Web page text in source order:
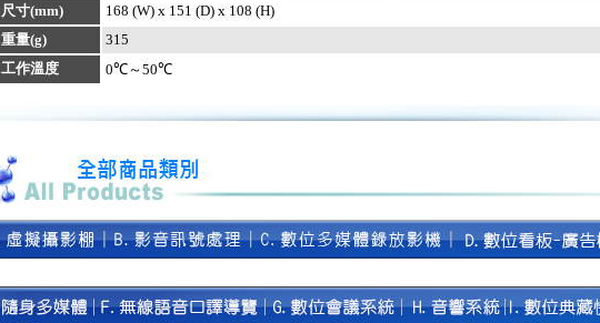
尺寸(mm)
168 (W) x 151 (D) x 108 (H)
重量(g)
315
工作溫度
0℃～50℃